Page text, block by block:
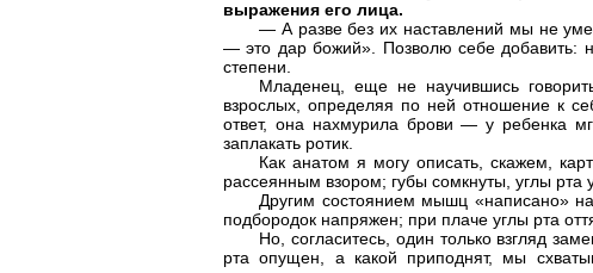
выражения его лица.
— А разве без их наставлений мы не
— это дар божий». Позволю себе добавить:
степени.
Младенец, еще не научившись
взрослых, определяя по ней отношение к
ответ, она нахмурила брови — у ребенка
заплакать ротик.
Как анатом я могу описать, скажем,
рассеянным взором; губы сомкнуты, углы
Другим состоянием мышц «написано»
подбородок напряжен; при плаче углы рта
Но, согласитесь, один только взгляд
рта опущен, а какой приподнят, мы